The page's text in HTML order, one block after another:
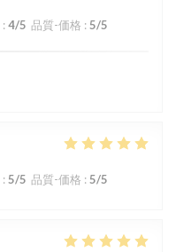
: 4/5 品質-価格 : 5/5
: 5/5 品質-価格 : 5/5